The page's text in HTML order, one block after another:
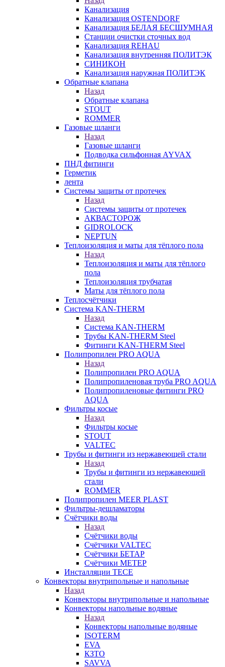
Канализация
Канализация OSTENDORF
Канализация БЕЛАЯ БЕСШУМНАЯ
Станции очистки сточных вод
Канализация REHAU
Канализация внутренняя ПОЛИТЭК
СИНИКОН
Канализация наружная ПОЛИТЭК
Обратные клапана
Назад
Обратные клапана
STOUT
ROMMER
Газовые шланги
Назад
Газовые шланги
Подводка сильфонная AYVAX
ПНД фитинги
Герметик
лента
Системы защиты от протечек
Назад
Системы защиты от протечек
АКВАСТОРОЖ
GIDROLOCK
NEPTUN
Теплоизоляция и маты для тёплого пола
Назад
Теплоизоляция и маты для тёплого
пола
Теплоизоляция трубчатая
Маты для тёплого пола
Теплосчётчики
Система KAN-THERM
Назад
Система KAN-THERM
Трубы KAN-THERM Steel
Фитинги KAN-THERM Steel
Полипропилен PRO AQUA
Назад
Полипропилен PRO AQUA
Полипропиленовая труба PRO AQUA
Полипропиленовые фитинги PRO
AQUA
Фильтры косые
Назад
Фильтры косые
STOUT
VALTEC
Трубы и фитинги из нержавеющей стали
Назад
Трубы и фитинги из нержавеющей
стали
ROMMER
Полипропилен MEER PLAST
Фильтры-дешламаторы
Счётчики воды
Назад
Счётчики воды
Счётчики VALTEC
Счётчики БЕТАР
Счётчики МЕТЕР
Инсталляции TECE
Конвекторы внутрипольные и напольные
Назад
Конвекторы внутрипольные и напольные
Конвекторы напольные водяные
Назад
Конвекторы напольные водяные
ISOTERM
EVA
КЗТО
SAVVA